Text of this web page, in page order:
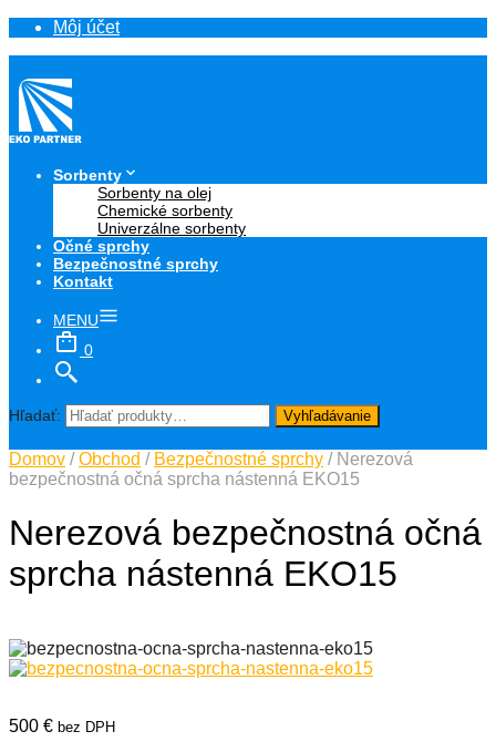
Môj účet
Sorbenty
Sorbenty na olej
Chemické sorbenty
Univerzálne sorbenty
Očné sprchy
Bezpečnostné sprchy
Kontakt
MENU
0
Hľadať: Vyhľadávanie
Domov /Obchod / Bezpečnostné sprchy / Nerezová
bezpečnostná očná sprcha nástenná EKO15
Nerezová bezpečnostná očná
sprcha nástenná EKO15
500 € bez DPH